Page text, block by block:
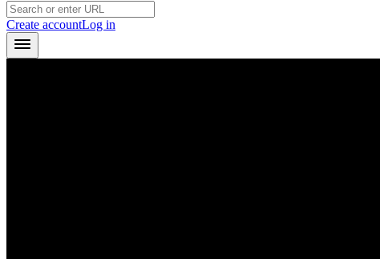
Create accountLog in